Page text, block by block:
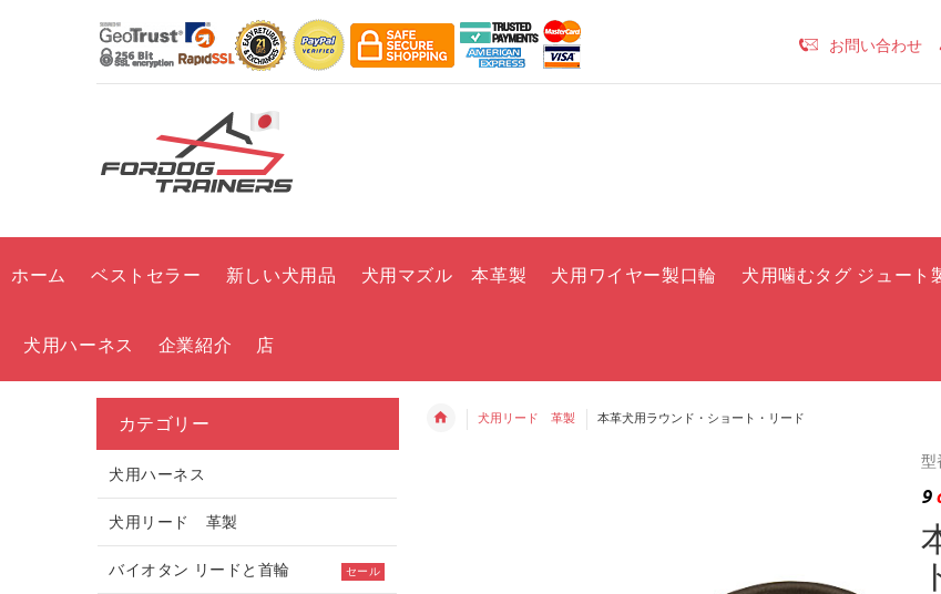
お問い合わせ
ホーム ベストセラー 新しい犬用品 犬用マズル 本革製 犬用ワイヤー製口輪 犬用噛むタグ ジュート
犬用ハーネス 企業紹介 店
犬用リード 革製 本革犬用ラウンド・ショート・リード
型
9
カテゴリー
犬用ハーネス
犬用リード 革製
バイオタン リードと首輪 セール